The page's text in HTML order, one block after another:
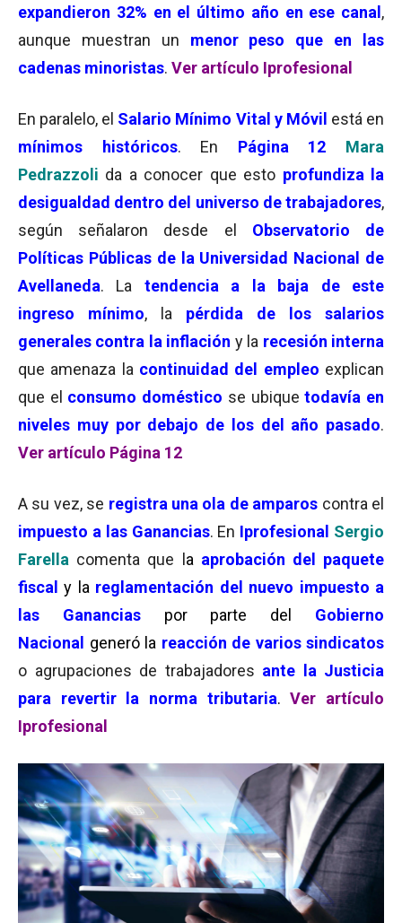
expandieron 32% en el último año en ese canal ,
aunque muestran un menor peso que en las
cadenas minoristas. Ver artículo Iprofesional
En paralelo, el Salario Mínimo Vital y Móvil está en
mínimos históricos. En Página 12
Mara
Pedrazzoli da a conocer que esto profundiza la
desigualdad dentro del universo de trabajadores,
según señalaron desde el
Observatorio de
Políticas Públicas de la Universidad Nacional de
Avellaneda. La tendencia a la baja de este
ingreso mínimo, la pérdida de los salarios
generales contra la inflación y la recesión interna
que amenaza la continuidad del empleo explican
que el consumo doméstico se ubiquetodavía en
niveles muy por debajo de los del año pasado.
Ver artículo Página 12
A su vez, se registra una ola de amparos contra el
impuesto a las Ganancias. En Iprofesional Sergio
Farella comenta que l a aprobación del paquete
fiscal y la reglamentación del nuevo impuesto a
las Ganancias por parte del Gobierno
Nacional
generó la reacción de varios sindicatos
o agrupaciones de trabajadores ante la Justicia
para revertir la norma tributaria. Ver artículo
Iprofesional